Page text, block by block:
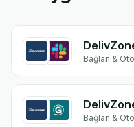
Bağlan &
Bağlan &